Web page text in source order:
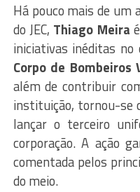
Há pouco mais de um
do JEC, Thiago Meira
iniciativas inéditas no
Corpo de Bombeiros
além de contribuir
instituição, tornou-se
lançar o terceiro
corporação. A ação
comentada pelos
do meio.